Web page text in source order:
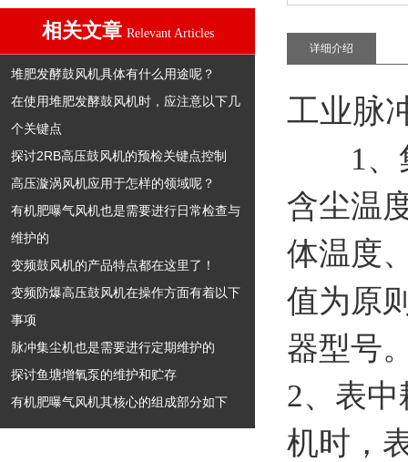
相关文章 Relevant Articles
堆肥发酵鼓风机具体有什么用途呢？
在使用堆肥发酵鼓风机时，应注意以下几
个关键点
探讨2RB高压鼓风机的预检关键点控制
高压漩涡风机应用于怎样的领域呢？
有机肥曝气风机也是需要进行日常检查与
维护的
变频鼓风机的产品特点都在这里了！
变频防爆高压鼓风机在操作方面有着以下
事项
脉冲集尘机也是需要进行定期维护的
探讨鱼塘增氧泵的维护和贮存
有机肥曝气风机其核心的组成部分如下
详细介绍
工业脉
1、集
含尘温
体温度
值为原
器型号
2、表
机时，